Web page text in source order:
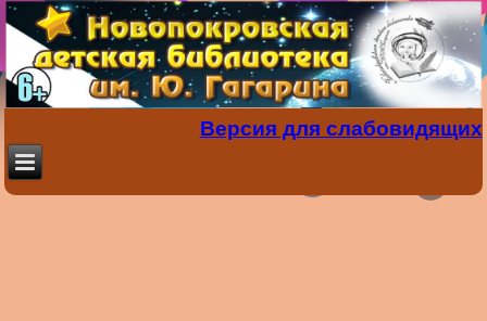
Версия для слабовидящих